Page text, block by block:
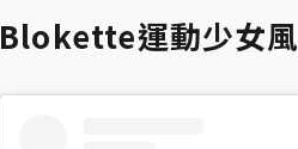
Blokette運動少女風